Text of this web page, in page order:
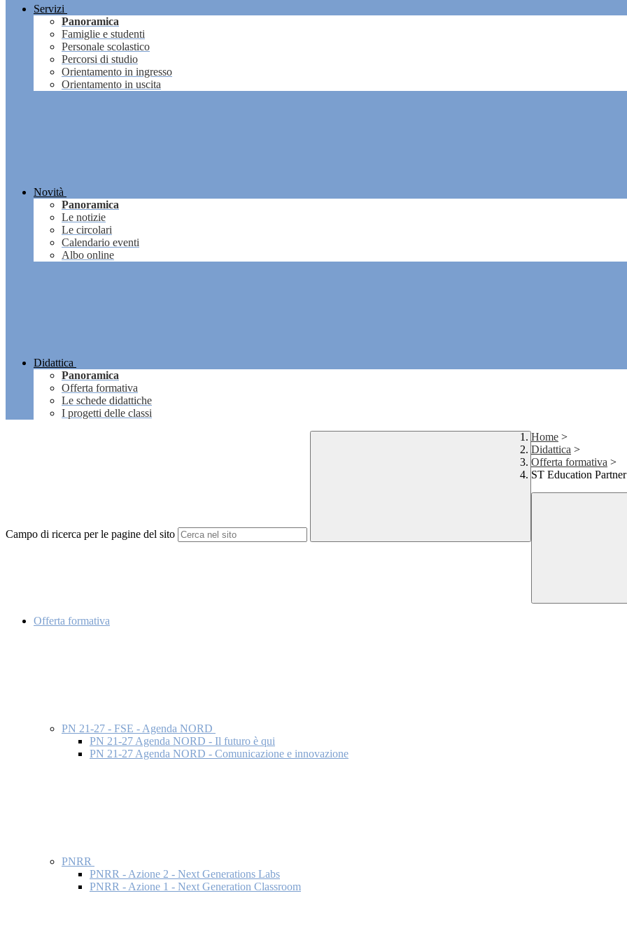
Servizi
Panoramica
Famiglie e studenti
Personale scolastico
Percorsi di studio
Orientamento in ingresso
Orientamento in uscita
Novità
Panoramica
Le notizie
Le circolari
Calendario eventi
Albo online
Didattica
Panoramica
Offerta formativa
Le schede didattiche
I progetti delle classi
Campo di ricerca per le pagine del sito
Home >
Didattica >
Offerta formativa >
ST Education Partner
Offerta formativa
PN 21-27 - FSE - Agenda NORD
PN 21-27 Agenda NORD - Il futuro è qui
PN 21-27 Agenda NORD - Comunicazione e innovazione
PNRR
PNRR - Azione 2 - Next Generations Labs
PNRR - Azione 1 - Next Generation Classroom